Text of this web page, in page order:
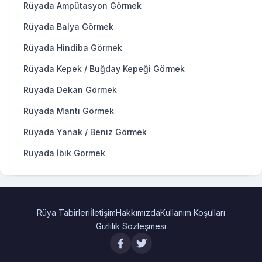
Rüyada Ampütasyon Görmek
Rüyada Balya Görmek
Rüyada Hindiba Görmek
Rüyada Kepek / Buğday Kepeği Görmek
Rüyada Dekan Görmek
Rüyada Mantı Görmek
Rüyada Yanak / Beniz Görmek
Rüyada İbik Görmek
Rüya TabirleriİletişimHakkımızdaKullanım Koşulları
Gizlilik Sözleşmesi